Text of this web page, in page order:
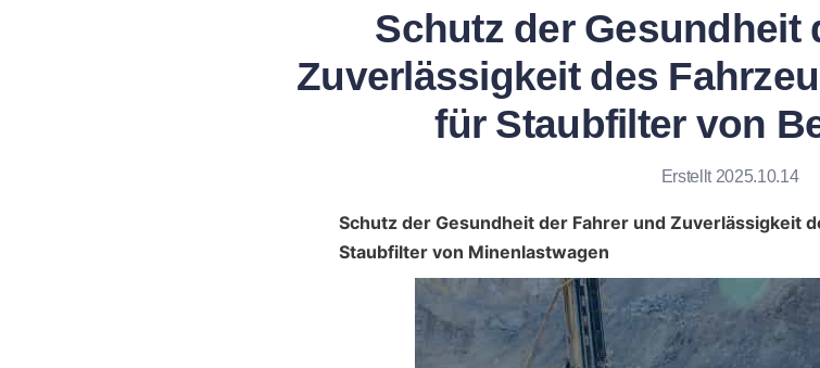
Schutz der Gesundheit
Zuverlässigkeit des
für Staubfilter von
Erstellt 2025.10.14
Schutz der Gesundheit der Fahrer und Zuverlässigkeit
Staubfilter von Minenlastwagen